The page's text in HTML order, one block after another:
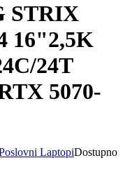
STRIX
16"2,5K
24T
5070-
LaptopiDostupno